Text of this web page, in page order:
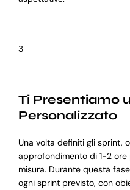
3
Ti Presentiamo
Personalizzato
Una volta definiti gli sprint,
approfondimento di 1-2 ore
misura. Durante questa
ogni sprint previsto, con